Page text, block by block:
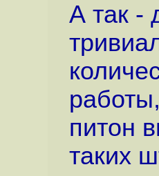
А так -
питон
таких